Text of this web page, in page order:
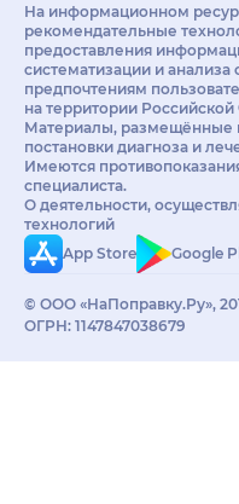
На информационном
рекомендательные
предоставления
систематизации и анализа
предпочтениям
на территории
Материалы, размещённые
постановки диагноза и
Имеются
специалиста.
О деятельности,
технологий
App Store
Google
© ООО «НаПоправку.Ру»,
ОГРН: 1147847038679